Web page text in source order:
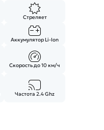
Стреляет
Аккумулятор Li-Ion
Скорость до 10 км/ч
Частота 2.4 Ghz